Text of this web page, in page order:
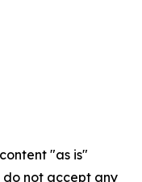
"as is"
not accept any